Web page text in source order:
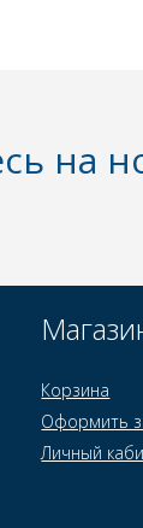
на
Корзина
Оформить
Личный